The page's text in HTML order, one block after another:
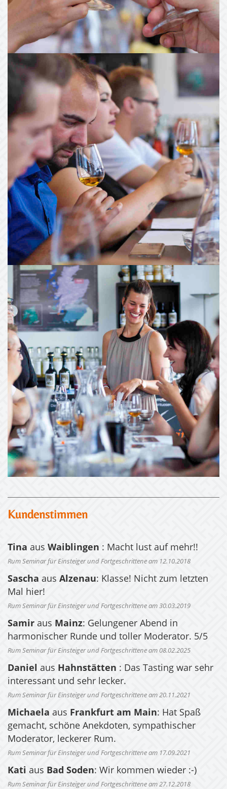
Kundenstimmen
Tina aus Waiblingen : Macht lust auf mehr!!
Rum Seminar für Einsteiger und Fortgeschrittene am 12.10.2018
Sascha aus Alzenau: Klasse! Nicht zum letzten
Mal hier!
Rum Seminar für Einsteiger und Fortgeschrittene am 30.03.2019
Samir aus Mainz: Gelungener Abend in
harmonischer Runde und toller Moderator. 5/5
Rum Seminar für Einsteiger und Fortgeschrittene am 08.02.2025
Daniel aus Hahnstätten : Das Tasting war sehr
interessant und sehr lecker.
Rum Seminar für Einsteiger und Fortgeschrittene am 20.11.2021
Michaela aus Frankfurt am Main: Hat Spaß
gemacht, schöne Anekdoten, sympathischer
Moderator, leckerer Rum.
Rum Seminar für Einsteiger und Fortgeschrittene am 17.09.2021
Kati aus Bad Soden: Wir kommen wieder :-)
Rum Seminar für Einsteiger und Fortgeschrittene am 27.12.2018